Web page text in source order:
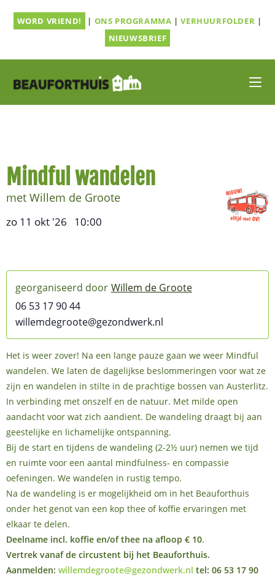
naarWORD VRIEND! | ONS PROGRAMMA |VERHUURFOLDER |
NIEUWSBRIEF
Mindful wandelen
met Willem de Groote
zo 11 okt '26 10:00
Willem de Groote
06 53 17 90 44
willemdegroote@gezondwerk.nl
Het is weer zover! Na een lange pauze gaan we weer Mindful
wandelen. We laten de dagelijkse beslommeringen voor wat ze
zijn en wandelen in stilte in de prachtige bossen van Austerlitz.
In verbinding met onszelf en de natuur. Met milde open
aandacht voor wat zich aandient. De wandeling draagt bij aan
geestelijke en lichamelijke ontspanning.
Bij de start en tijdens de wandeling (2-2½ uur) nemen we tijd
en ruimte voor een aantal mindfulness- en compassie
oefeningen. We wandelen in rustig tempo.
Na de wandeling is er mogelijkheid om in het Beauforthuis
onder het genot van een kop thee of koffie ervaringen met
elkaar te delen.
Deelname incl. koffie en/of thee na afloop € 10.
Vertrek vanaf de circustent bij het Beauforthuis.
Aanmelden: willemdegroote@gezondwerk.nl tel: 06 53 17 90